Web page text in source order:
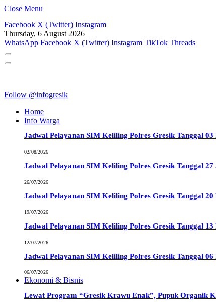
Close Menu
Facebook X (Twitter) Instagram
Thursday, 6 August 2026
WhatsApp Facebook X (Twitter) Instagram TikTok Threads
Follow @infogresik
Home
Info Warga
Jadwal Pelayanan SIM Keliling Polres Gresik Tanggal 03
02/08/2026
Jadwal Pelayanan SIM Keliling Polres Gresik Tanggal 27
26/07/2026
Jadwal Pelayanan SIM Keliling Polres Gresik Tanggal 20
19/07/2026
Jadwal Pelayanan SIM Keliling Polres Gresik Tanggal 13
12/07/2026
Jadwal Pelayanan SIM Keliling Polres Gresik Tanggal 06
06/07/2026
Ekonomi & Bisnis
Lewat Program “Gresik Krawu Enak”, Pupuk Organik